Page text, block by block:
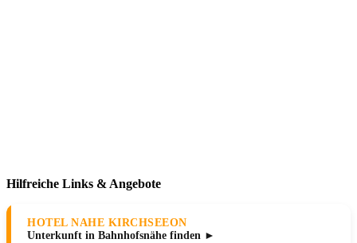
Hilfreiche Links & Angebote
HOTEL NAHE KIRCHSEEON
Unterkunft in Bahnhofsnähe finden ►